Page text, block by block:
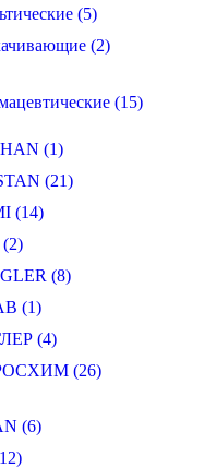
(5)
(2)
(15)
(1)
(21)
(14)
(8)
(1)
(4)
(26)
(6)